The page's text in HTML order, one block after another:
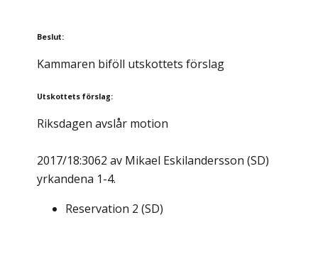
Beslut:
Kammaren biföll utskottets förslag
Utskottets förslag:
Riksdagen avslår motion
2017/18:3062 av Mikael Eskilandersson (SD)
yrkandena 1-4.
Reservation 2 (SD)